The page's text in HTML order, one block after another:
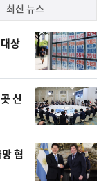
최신 뉴스
상
신
협